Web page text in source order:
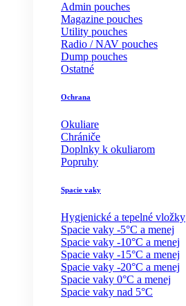
Admin pouches
Magazine pouches
Utility pouches
Radio / NAV pouches
Dump pouches
Ostatné
Ochrana
Okuliare
Chrániče
Doplnky k okuliarom
Popruhy
Spacie vaky
Hygienické a tepelné vložky
Spacie vaky -5°C a menej
Spacie vaky -10°C a menej
Spacie vaky -15°C a menej
Spacie vaky -20°C a menej
Spacie vaky 0°C a menej
Spacie vaky nad 5°C